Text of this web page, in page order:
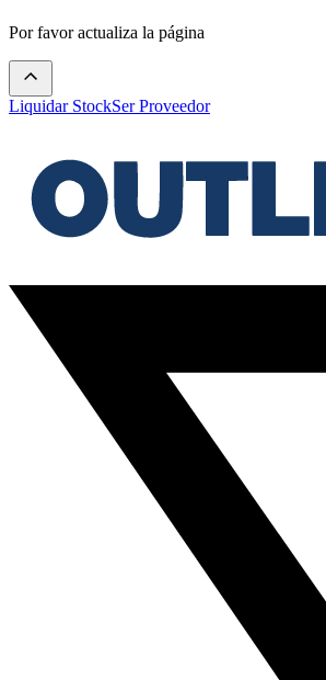
Por favor actualiza la página
Liquidar StockSer Proveedor